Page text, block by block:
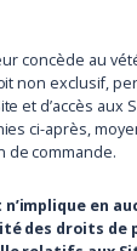
concède au
non exclusif,
et d’accès aux
ci-après,
de commande.
en
des droits de